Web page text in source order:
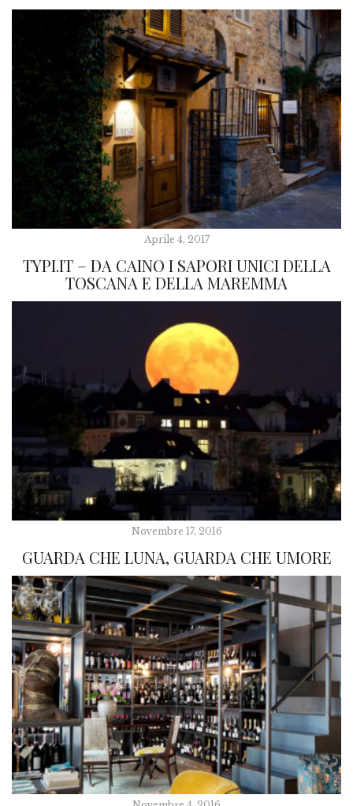
Aprile 4, 2017
TYPI.IT – DA CAINO I SAPORI UNICI DELLA
TOSCANA E DELLA MAREMMA
Novembre 17, 2016
GUARDA CHE LUNA, GUARDA CHE UMORE